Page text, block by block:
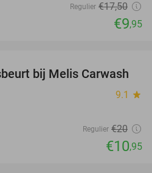
Regulier €17,50
€9,95
45%
bij Melis Carwash
9.1 star
Regulier €20
€10,95